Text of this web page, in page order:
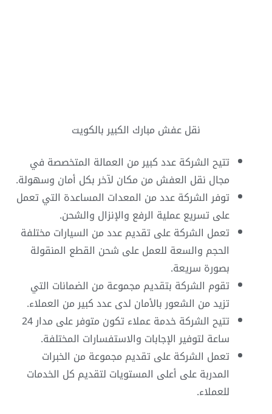
نقل عفش مبارك الكبير بالكويت
تتيح الشركة عدد كبير من العمالة المتخصصة في
مجال نقل العفش من مكان لآخر بكل أمان وسهولة.
توفر الشركة عدد من المعدات المساعدة التي تعمل
على تسريع عملية الرفع والإنزال والشحن.
تعمل الشركة على تقديم عدد من السيارات مختلفة
الحجم والسعة للعمل على شحن القطع المنقولة
بصورة سريعة.
تقوم الشركة بتقديم مجموعة من الضمانات التي
تزيد من الشعور بالأمان لدى عدد كبير من العملاء.
تتيح الشركة خدمة عملاء تكون متوفر على مدار 24
ساعة لتوفير الإجابات والاستفسارات المختلفة.
تعمل الشركة على تقديم مجموعة من الخبرات
المدربة على أعلى المستويات لتقديم كل الخدمات
للعملاء.